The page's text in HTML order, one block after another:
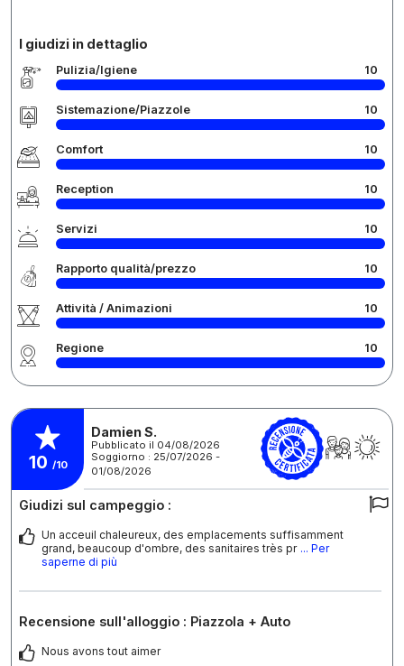
I giudizi in dettaglio
Pulizia/Igiene 10
Sistemazione/Piazzole 10
Comfort 10
Reception 10
Servizi 10
Rapporto qualità/prezzo 10
Attività / Animazioni 10
Regione 10
10 /10
Damien S.
Pubblicato il 04/08/2026
Soggiorno : 25/07/2026 -
01/08/2026
Giudizi sul campeggio :
Un acceuil chaleureux, des emplacements suffisamment
grand, beaucoup d'ombre, des sanitaires très pr ... Per
saperne di più
Recensione sull'alloggio : Piazzola + Auto
Nous avons tout aimer